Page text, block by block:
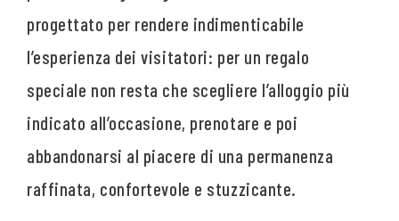
progettato per rendere indimenticabile
l’esperienza dei visitatori: per un regalo
speciale non resta che scegliere l’alloggio più
indicato all’occasione, prenotare e poi
abbandonarsi al piacere di una permanenza
raffinata, confortevole e stuzzicante.